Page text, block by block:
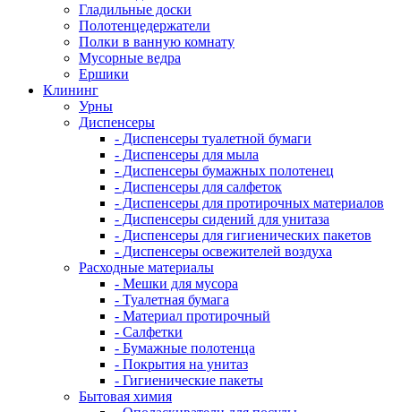
Гладильные доски
Полотенцедержатели
Полки в ванную комнату
Мусорные ведра
Ершики
Клининг
Урны
Диспенсеры
- Диспенсеры туалетной бумаги
- Диспенсеры для мыла
- Диспенсеры бумажных полотенец
- Диспенсеры для салфеток
- Диспенсеры для протирочных материалов
- Диспенсеры сидений для унитаза
- Диспенсеры для гигиенических пакетов
- Диспенсеры освежителей воздуха
Расходные материалы
- Мешки для мусора
- Туалетная бумага
- Материал протирочный
- Салфетки
- Бумажные полотенца
- Покрытия на унитаз
- Гигиенические пакеты
Бытовая химия